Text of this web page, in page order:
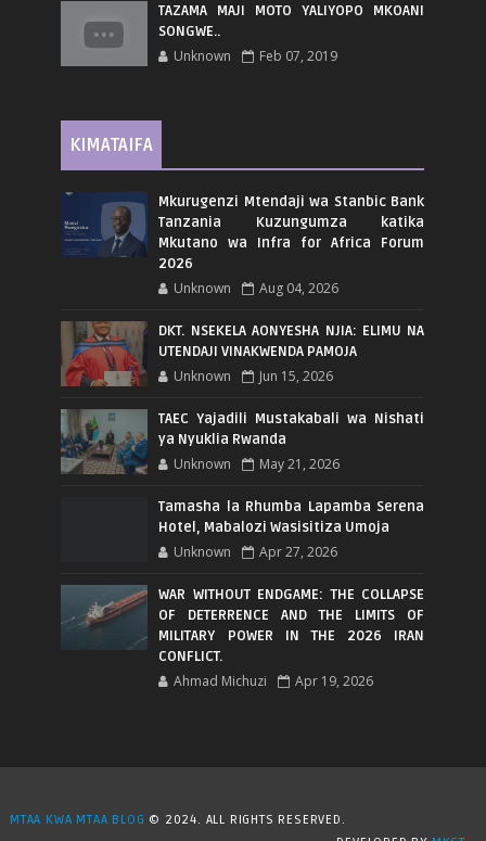
TAZAMA MAJI MOTO YALIYOPO MKOANI
SONGWE..
Unknown Feb 07, 2019
KIMATAIFA
Mkurugenzi Mtendaji wa Stanbic Bank
Tanzania Kuzungumza katika
Mkutano wa Infra for Africa Forum
2026
Unknown Aug 04, 2026
DKT. NSEKELA AONYESHA NJIA: ELIMU NA
UTENDAJI VINAKWENDA PAMOJA
Unknown Jun 15, 2026
TAEC Yajadili Mustakabali wa Nishati
ya Nyuklia Rwanda
Unknown May 21, 2026
Tamasha la Rhumba Lapamba Serena
Hotel, Mabalozi Wasisitiza Umoja
Unknown Apr 27, 2026
WAR WITHOUT ENDGAME: THE COLLAPSE
OF DETERRENCE AND THE LIMITS OF
MILITARY POWER IN THE 2026 IRAN
CONFLICT.
Ahmad Michuzi Apr 19, 2026
MTAA KWA MTAA BLOG © 2024. ALL RIGHTS RESERVED.